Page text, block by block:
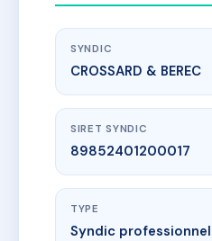
SYNDIC
CROSSARD & BEREC
SIRET SYNDIC
89852401200017
TYPE
Syndic professionnel